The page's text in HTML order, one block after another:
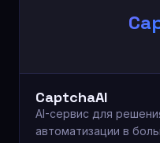
CaptchaAI
AI-сервис для
автоматизации в